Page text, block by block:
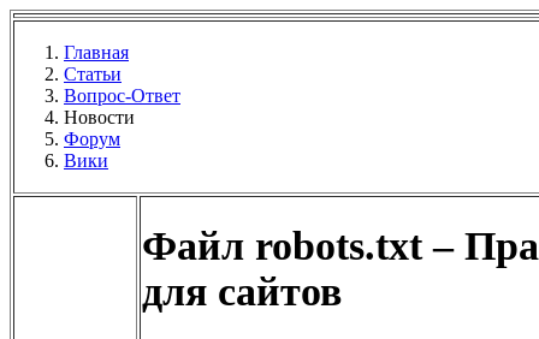
Главная
Статьи
Вопрос-Ответ
Новости
Форум
Вики
Файл robots.txt –
для сайтов